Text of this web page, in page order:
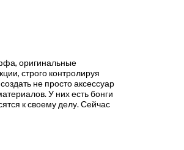
оригинальные
строго контролируя
не просто аксессуар
У них есть бонги
к своему делу. Сейчас